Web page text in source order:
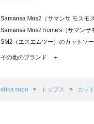
Samansa Mos2（サマンサ モスモ
Samansa Mos2 home's（サマンサ
SM2（エスエムツー）のカットソ
TSUHARU by Samansa Mos2（ツ
Samansa Mos2 Lagom（サマンサ
その他のブランド ＋
ehka sopo トップス カッ